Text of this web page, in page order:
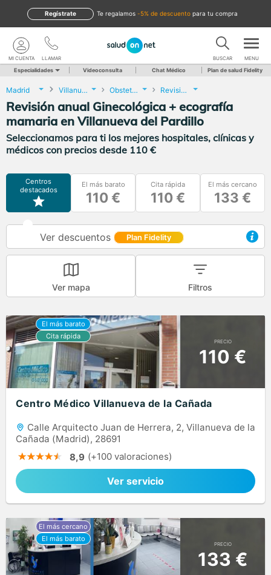
te regalamos -5% de descuento para tu compra
Regístrate
LLAMAR
MI CUENTA BUSCAR MENU
Especialidades Videoconsulta Chat Médico Plan de salud Fidelity
Madrid Villanueva del Pardillo Obstetricia y Ginecología Revisión anual Ginecológica + ecografía mamaria
Revisión anual Ginecológica + ecografía
mamaria en Villanueva del Pardillo
Seleccionamos para ti los mejores hospitales, clínicas y
médicos con precios desde 110 €
Centros
destacados
El más barato
110 €
Cita rápida
110 €
El más cercano
133 €
Ver descuentos Plan Fidelity
Ver mapa Filtros
PRECIO
110 €
Centro Médico Villanueva de la Cañada
Calle Arquitecto Juan de Herrera, 2, Villanueva de la
Cañada (Madrid), 28691
8,9 (+100 valoraciones)
Ver servicio
PRECIO
133 €